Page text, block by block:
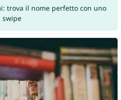
trova il nome perfetto con uno
swipe